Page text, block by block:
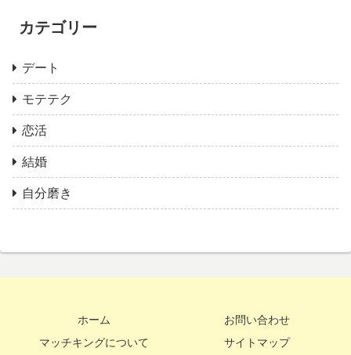
カテゴリー
デート
モテテク
恋活
結婚
自分磨き
ホーム
お問い合わせ
マッチキングについて
サイトマップ